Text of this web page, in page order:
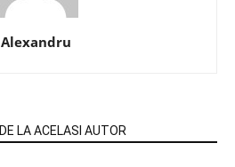
Alexandru
DE LA ACELASI AUTOR